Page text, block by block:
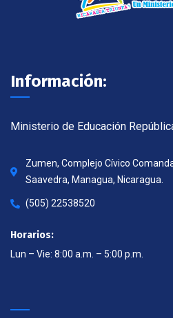
Información:
Ministerio de Educación
Zumen, Complejo Cívico
Saavedra, Managua, Nicaragua.
(505) 22538520
Horarios:
Lun – Vie: 8:00 a.m. – 5:00 p.m.